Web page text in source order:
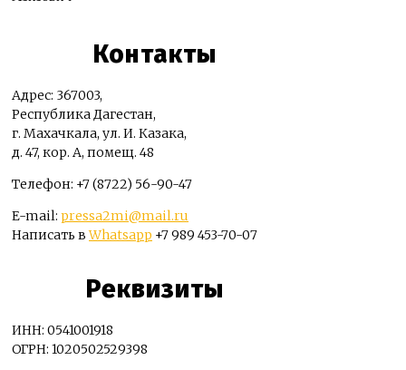
Контакты
Адрес: 367003,
Республика Дагестан,
г. Махачкала, ул. И. Казака,
д. 47, кор. А, помещ. 48
Телефон: +7 (8722) 56-90-47
E-mail: pressa2mi@mail.ru
Написать вWhatsapp +7 989 453-70-07
Реквизиты
ИНН: 0541001918
ОГРН: 1020502529398